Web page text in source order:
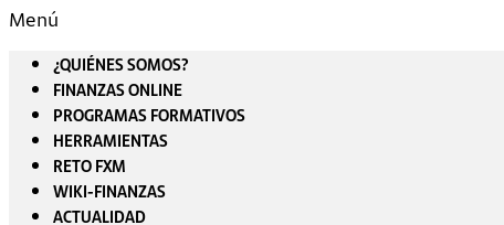
Menú
¿QUIÉNES SOMOS?
FINANZAS ONLINE
PROGRAMAS FORMATIVOS
HERRAMIENTAS
RETO FXM
WIKI-FINANZAS
ACTUALIDAD